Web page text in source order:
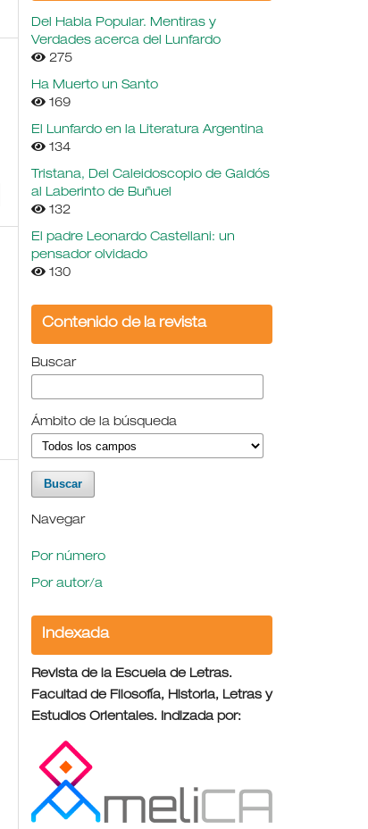
Del Habla Popular. Mentiras y
Verdades acerca del Lunfardo
275
Ha Muerto un Santo
169
El Lunfardo en la Literatura Argentina
134
Tristana, Del Caleidoscopio de Galdós
al Laberinto de Buñuel
132
El padre Leonardo Castellani: un
pensador olvidado
130
Contenido de la revista
Buscar
Ámbito de la búsqueda
Navegar
Por número
Por autor/a
Indexada
Revista de la Escuela de Letras.
Facultad de Filosofía, Historia, Letras y
Estudios Orientales. Indizada por: